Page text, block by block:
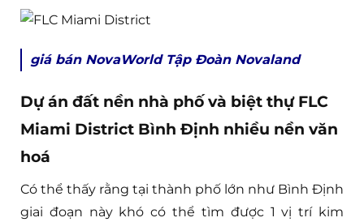
giá bán NovaWorld Tập Đoàn Novaland
Dự án đất nền nhà phố và biệt thự FLC
Miami District Bình Định nhiều nền văn
hoá
Có thể thấy rằng tại thành phố lớn như Bình Định
giai đoạn này khó có thể tìm được 1 vị trí kim